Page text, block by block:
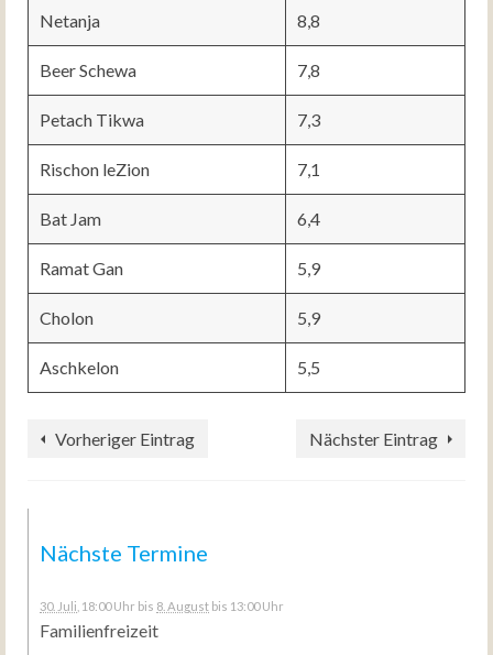
Netanja 8,8
Beer Schewa 7,8
Petach Tikwa 7,3
Rischon leZion 7,1
Bat Jam 6,4
Ramat Gan 5,9
Cholon 5,9
Aschkelon 5,5
Vorheriger Eintrag Nächster Eintrag
Nächste Termine
30. Juli , 18:00 Uhr bis 8. August bis 13:00 Uhr
Familienfreizeit